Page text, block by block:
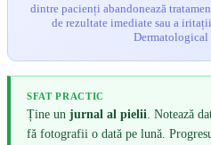
dintre pacienți abandonează
de rezultate imediate sau a
Dermatological
SFAT PRACTIC
Ține un jurnal al pielii . Notează
fă fotografii o dată pe lună.